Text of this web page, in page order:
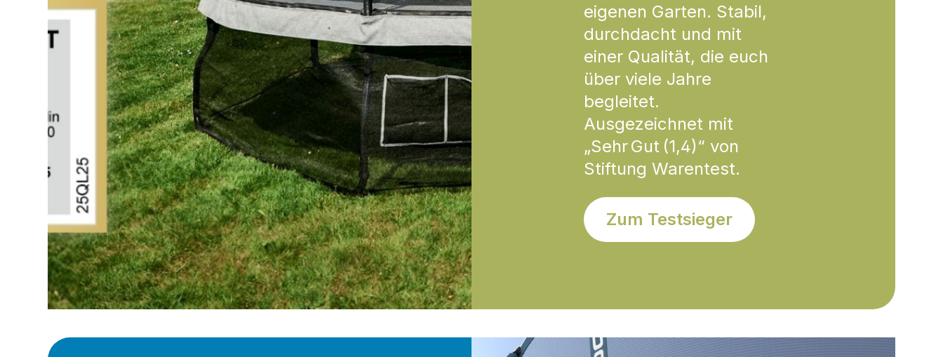
eigenen Garten. Stabil,
durchdacht und mit
einer Qualität, die euch
über viele Jahre
begleitet.
Ausgezeichnet mit
„Sehr Gut (1,4)“ von
Stiftung Warentest.
Zum Testsieger